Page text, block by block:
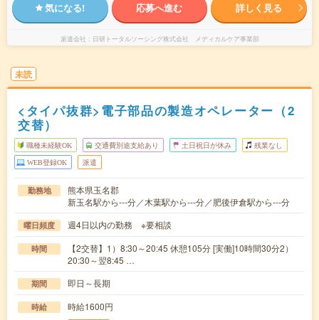
気になる! 応募へ進む 詳しく見る
派遣会社 日研トータルソーシング株式会社 メディカルケア事業部
未読
<タイパ抜群>電子部品の製造オペレーター（2
交替）
職種未経験OK 交通費別途支給あり 土日祝日が休み 残業なし
WEB登録OK 派遣
勤務地
熊本県玉名郡
新玉名駅から---分／木葉駅から---分／肥後伊倉駅から---分
曜日頻度 週4日以内の勤務 ※要相談
時間
【2交替】1）8:30～20:45 休憩105分 [実働]10時間30分2）
20:30～翌8:45 …
期間 即日～長期
時給 時給1600円